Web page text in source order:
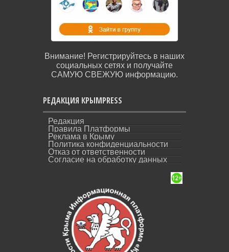
Внимание! Регистрируйтесь в наших
социальных сетях и получайте
САМУЮ СВЕЖУЮ информацию.
РЕДАКЦИЯ КРЫМPRESS
Редакция
Правила Платформы
Реклама в Крыму
Политика конфиденциальности
Отказ от ответственности
Согласие на обработку данных